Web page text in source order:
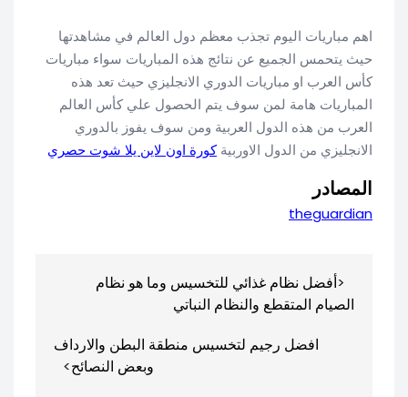
اهم مباريات اليوم تجذب معظم دول العالم في مشاهدتها
حيث يتحمس الجميع عن نتائج هذه المباريات سواء مباريات
كأس العرب او مباريات الدوري الانجليزي حيث تعد هذه
المباريات هامة لمن سوف يتم الحصول علي كأس العالم
العرب من هذه الدول العربية ومن سوف يفوز بالدوري
الانجليزي من الدول الاوربيةكورة اون لاين يلا شوت حصري
المصادر
theguardian
المقالاتأفضل نظام غذائي للتخسيس وما هو نظام
الصيام المتقطع والنظام النباتي
افضل رجيم لتخسيس منطقة البطن والارداف
وبعض النصائح